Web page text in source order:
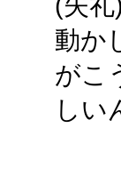
動か
がこ
しい